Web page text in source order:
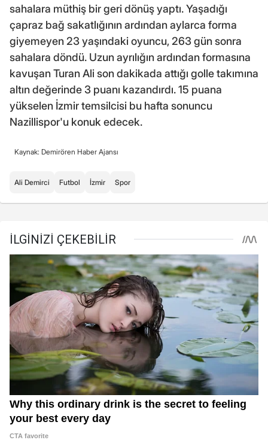
sahalara müthiş bir geri dönüş yaptı. Yaşadığı
çapraz bağ sakatlığının ardından aylarca forma
giyemeyen 23 yaşındaki oyuncu, 263 gün sonra
sahalara döndü. Uzun ayrılığın ardından formasına
kavuşan Turan Ali son dakikada attığı golle takımına
altın değerinde 3 puanı kazandırdı. 15 puana
yükselen İzmir temsilcisi bu hafta sonuncu
Nazillispor'u konuk edecek.
Kaynak: Demirören Haber Ajansı
Ali Demirci Futbol İzmir Spor